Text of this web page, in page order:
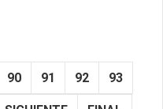
90 91 92 93